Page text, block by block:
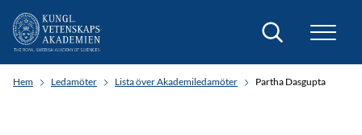
Sök
Hem Ledamöter Lista över Akademiledamöter Partha Dasgupta